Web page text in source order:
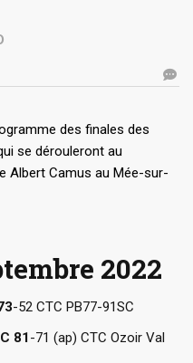
des finales des
se dérouleront au
Albert Camus au Mée-sur-
2022
-52 CTC PB77-91SC
81-71 (ap) CTC Ozoir Val